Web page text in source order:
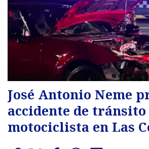
José Antonio Neme
accidente de tránsito
motociclista en Las